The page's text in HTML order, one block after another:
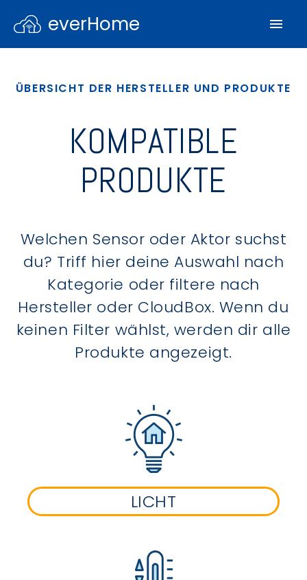
everHome
ÜBERSICHT DER HERSTELLER UND PRODUKTE
KOMPATIBLE
PRODUKTE
Welchen Sensor oder Aktor suchst
du? Triff hier deine Auswahl nach
Kategorie oder filtere nach
Hersteller oder CloudBox. Wenn du
keinen Filter wählst, werden dir alle
Produkte angezeigt.
LICHT